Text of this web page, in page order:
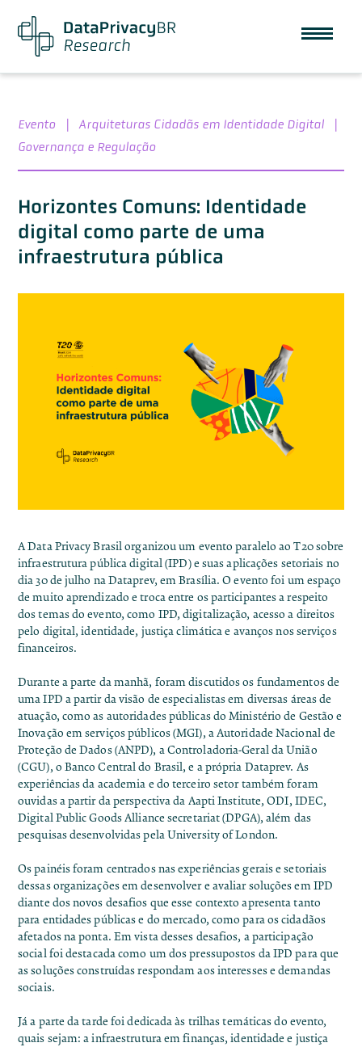
Evento | Arquiteturas Cidadãs em Identidade Digital
|
Governança e Regulação
Horizontes Comuns: Identidade
digital como parte de uma
infraestrutura pública
A Data Privacy Brasil organizou um evento paralelo ao T20 sobre
infraestrutura pública digital (IPD) e suas aplicações setoriais no
dia 30 de julho na Dataprev, em Brasília. O evento foi um espaço
de muito aprendizado e troca entre os participantes a respeito
dos temas do evento, como IPD, digitalização, acesso a direitos
pelo digital, identidade, justiça climática e avanços nos serviços
financeiros.
Durante a parte da manhã, foram discutidos os fundamentos de
uma IPD a partir da visão de especialistas em diversas áreas de
atuação, como as autoridades públicas do Ministério de Gestão e
Inovação em serviços públicos (MGI), a Autoridade Nacional de
Proteção de Dados (ANPD), a Controladoria-Geral da União
(CGU), o Banco Central do Brasil, e a própria Dataprev. As
experiências da academia e do terceiro setor também foram
ouvidas a partir da perspectiva da Aapti Institute, ODI, IDEC,
Digital Public Goods Alliance secretariat (DPGA), além das
pesquisas desenvolvidas pela University of London.
Os painéis foram centrados nas experiências gerais e setoriais
dessas organizações em desenvolver e avaliar soluções em IPD
diante dos novos desafios que esse contexto apresenta tanto
para entidades públicas e do mercado, como para os cidadãos
afetados na ponta. Em vista desses desafios, a participação
social foi destacada como um dos pressupostos da IPD para que
as soluções construídas respondam aos interesses e demandas
sociais.
Já a parte da tarde foi dedicada às trilhas temáticas do evento,
quais sejam: a infraestrutura em finanças, identidade e justiça